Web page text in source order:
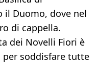
il Duomo, dove nel
di cappella.
dei Novelli Fiori è
per soddisfare tutte